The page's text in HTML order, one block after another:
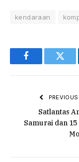
kendaraan
Facebook
Satlantas
Samurai dan 15